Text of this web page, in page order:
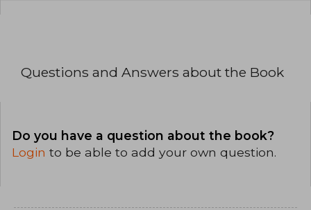
Questions and Answers about the Book
Do you have a question about the book?
Login to be able to add your own question.